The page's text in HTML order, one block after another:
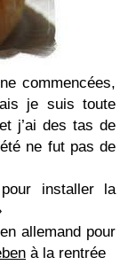
commencées,
je suis toute
j’ai des tas de
ne fut pas de
pour installer la
allemand pour
à la rentrée